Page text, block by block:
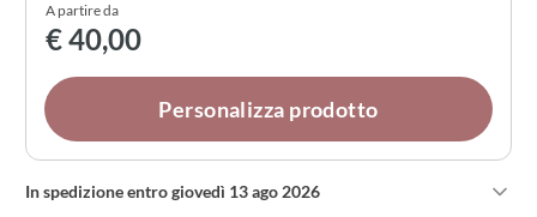
A partire da
€ 40,00
Personalizza prodotto
In spedizione entro giovedì 13 ago 2026